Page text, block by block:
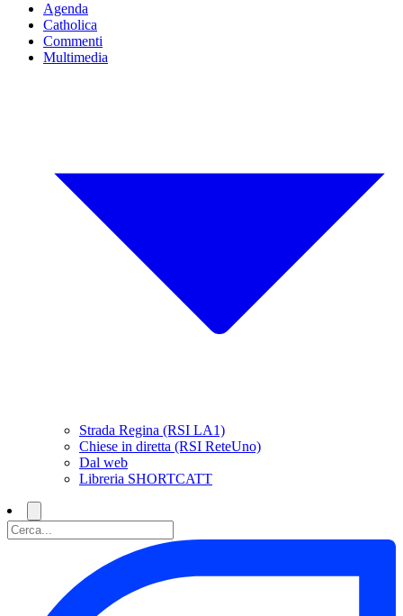
Agenda
Catholica
Commenti
Multimedia
Strada Regina (RSI LA1)
Chiese in diretta (RSI ReteUno)
Dal web
Libreria SHORTCATT